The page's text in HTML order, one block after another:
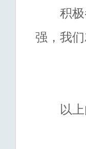
积极参
强，我
以上内